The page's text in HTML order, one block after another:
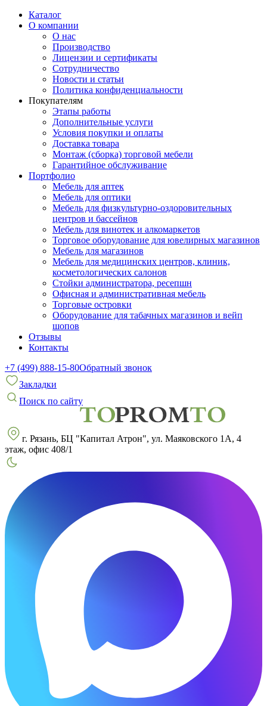
Каталог
О компании
О нас
Производство
Лицензии и сертификаты
Сотрудничество
Новости и статьи
Политика конфиденциальности
Покупателям
Этапы работы
Дополнительные услуги
Условия покупки и оплаты
Доставка товара
Монтаж (сборка) торговой мебели
Гарантийное обслуживание
Портфолио
Мебель для аптек
Мебель для оптики
Мебель для физкультурно-оздоровительных
центров и бассейнов
Мебель для винотек и алкомаркетов
Торговое оборудование для ювелирных магазинов
Мебель для магазинов
Мебель для медицинских центров, клиник,
косметологических салонов
Стойки администратора, ресепшн
Офисная и административная мебель
Торговые островки
Оборудование для табачных магазинов и вейп
шопов
Отзывы
Контакты
+7 (499) 888-15-80Обратный звонок
Закладки
Поиск по сайту
г. Рязань, БЦ "Капитал Атрон", ул. Маяковского 1А, 4
этаж, офис 408/1